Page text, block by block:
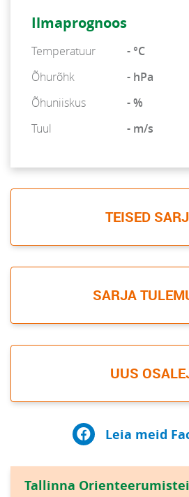
Ilmaprognoos
Temperatuur
- °C
Õhurõhk
- hPa
Õhuniiskus
- %
Tuul
- m/s
TEISED
SARJA
UUS
Leia meid
Tallinna